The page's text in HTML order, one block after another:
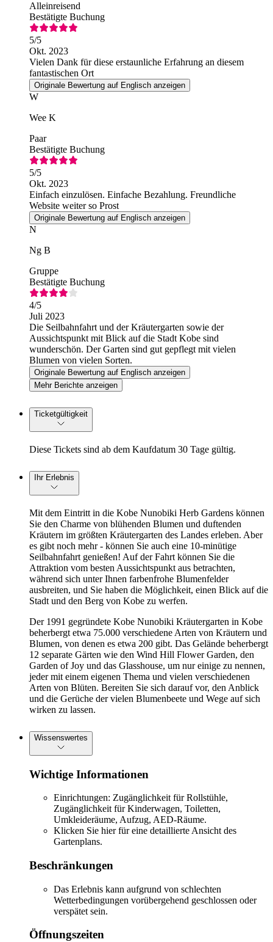
Alleinreisend
Bestätigte Buchung
5/5
Okt. 2023
Vielen Dank für diese erstaunliche Erfahrung an diesem
fantastischen Ort
Originale Bewertung auf Englisch anzeigen
W
Wee K
Paar
Bestätigte Buchung
5/5
Okt. 2023
Einfach einzulösen. Einfache Bezahlung. Freundliche
Website weiter so Prost
Originale Bewertung auf Englisch anzeigen
N
Ng B
Gruppe
Bestätigte Buchung
4/5
Juli 2023
Die Seilbahnfahrt und der Kräutergarten sowie der
Aussichtspunkt mit Blick auf die Stadt Kobe sind
wunderschön. Der Garten sind gut gepflegt mit vielen
Blumen von vielen Sorten.
Originale Bewertung auf Englisch anzeigen
Mehr Berichte anzeigen
Ticketgültigkeit
Diese Tickets sind ab dem Kaufdatum 30 Tage gültig.
Ihr Erlebnis
Mit dem Eintritt in die Kobe Nunobiki Herb Gardens können
Sie den Charme von blühenden Blumen und duftenden
Kräutern im größten Kräutergarten des Landes erleben. Aber
es gibt noch mehr - können Sie auch eine 10-minütige
Seilbahnfahrt genießen! Auf der Fahrt können Sie die
Attraktion vom besten Aussichtspunkt aus betrachten,
während sich unter Ihnen farbenfrohe Blumenfelder
ausbreiten, und Sie haben die Möglichkeit, einen Blick auf die
Stadt und den Berg von Kobe zu werfen.
Der 1991 gegründete Kobe Nunobiki Kräutergarten in Kobe
beherbergt etwa 75.000 verschiedene Arten von Kräutern und
Blumen, von denen es etwa 200 gibt. Das Gelände beherbergt
12 separate Gärten wie den Wind Hill Flower Garden, den
Garden of Joy und das Glasshouse, um nur einige zu nennen,
jeder mit einem eigenen Thema und vielen verschiedenen
Arten von Blüten. Bereiten Sie sich darauf vor, den Anblick
und die Gerüche der vielen Blumenbeete und Wege auf sich
wirken zu lassen.
Wissenswertes
Wichtige Informationen
Einrichtungen: Zugänglichkeit für Rollstühle,
Zugänglichkeit für Kinderwagen, Toiletten,
Umkleideräume, Aufzug, AED-Räume.
Klicken Sie hierfür eine detaillierte Ansicht des
Gartenplans.
Beschränkungen
Das Erlebnis kann aufgrund von schlechten
Wetterbedingungen vorübergehend geschlossen oder
verspätet sein.
Öffnungszeiten